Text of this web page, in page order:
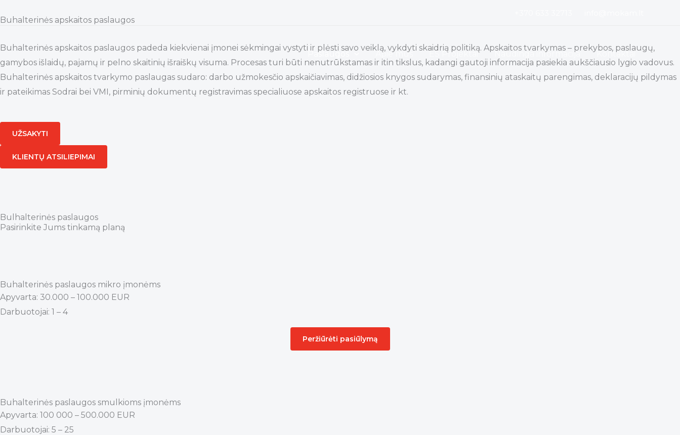
to
Paslaugos Apie mus ES Projektai Naudinga informacija Kontaktai
Buhalterinės apskaitos paslaugos
Buhalterinės apskaitos paslaugos padeda kiekvienai įmonei sėkmingai vystyti ir plėsti savo veiklą, vykdyti skaidrią politiką. Apskaitos tvarkymas – prekybos, paslaugų,
gamybos išlaidų, pajamų ir pelno skaitinių išraiškų visuma. Procesas turi būti nenutrūkstamas ir itin tikslus, kadangi gautoji informacija pasiekia aukščiausio lygio vadovus.
Buhalterinės apskaitos tvarkymo paslaugas sudaro: darbo užmokesčio apskaičiavimas, didžiosios knygos sudarymas, finansinių ataskaitų parengimas, deklaracijų pildymas
ir pateikimas Sodrai bei VMI, pirminių dokumentų registravimas specialiuose apskaitos registruose ir kt.
UŽSAKYTI
KLIENTŲ ATSILIEPIMAI
Bulhalterinės paslaugos
Pasirinkite Jums tinkamą planą
Buhalterinės paslaugos mikro įmonėms
Apyvarta: 30.000 – 100.000 EUR
Darbuotojai: 1 – 4
Peržiūrėti pasiūlymą
Buhalterinės paslaugos smulkioms įmonėms
Apyvarta: 100 000 – 500.000 EUR
Darbuotojai: 5 – 25